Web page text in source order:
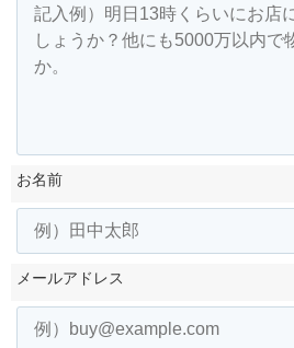
お名前
メールアドレス